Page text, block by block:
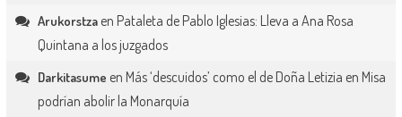
Arukorstzaen Pataleta de Pablo Iglesias: Lleva a Ana Rosa
Quintana a los juzgados
Darkitasume en Más ‘descuidos’ como el de Doña Letizia en Misa
podrían abolir la Monarquía